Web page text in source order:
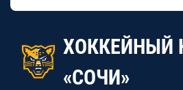
ХОККЕЙНЫЙ
«СОЧИ»